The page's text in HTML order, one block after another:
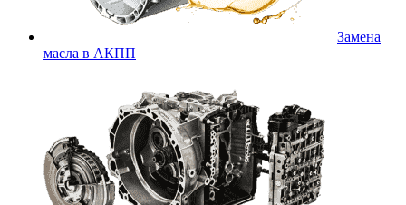
Замена
масла в АКПП